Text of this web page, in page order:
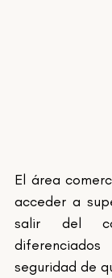
El área
acceder a
salir del
seguridad de